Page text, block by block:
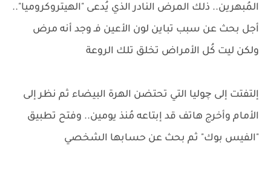
المُبهرين.. ذلك المرض النادر الذي يُدعى "الهيتروكروميا"..
أجل بحث عن سبب تباين لون الأعين فـ وجد أنه مرض
ولكن ليت كُل الأمراض تخلق تلك الروعة
إلتفتت إلى چوليا التي تحتضن الهرة البيضاء ثم نظر إلى
الأمام وأخرج هاتف قد إبتاعه مُنذ يومين.. وفتح تطبيق
"الفيس بوك" ثم بحث عن حسابها الشخصي